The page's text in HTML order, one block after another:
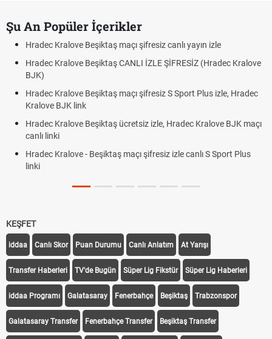
Şu An Popüler İçerikler
Hradec Kralove Beşiktaş maçı şifresiz canlı yayın izle
Hradec Kralove Beşiktaş CANLI İZLE ŞİFRESİZ (Hradec Kralove
BJK)
Hradec Kralove Beşiktaş maçı şifresiz S Sport Plus izle, Hradec
Kralove BJK link
Hradec Kralove Beşiktaş ücretsiz izle, Hradec Kralove BJK maçı
canlı linki
Hradec Kralove - Beşiktaş maçı şifresiz izle canlı S Sport Plus
linki
KEŞFET
iddaa Canlı Skor Puan Durumu Canlı Anlatım At Yarışı
Transfer Haberleri TV'de Bugün Süper Lig Fikstür Süper Lig Haberleri
iddaa Programı Galatasaray Fenerbahçe Beşiktaş Trabzonspor
Galatasaray Transfer Fenerbahçe Transfer Beşiktaş Transfer